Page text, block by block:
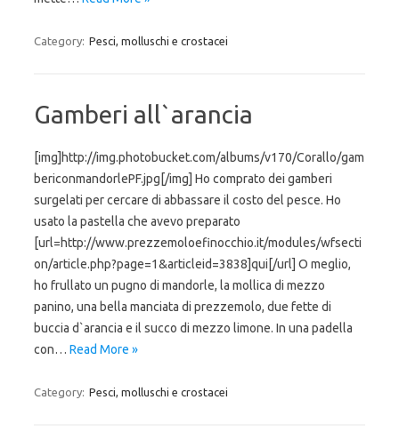
Category: Pesci, molluschi e crostacei
Gamberi all`arancia
[img]http://img.photobucket.com/albums/v170/Corallo/gam
bericonmandorlePF.jpg[/img] Ho comprato dei gamberi
surgelati per cercare di abbassare il costo del pesce. Ho
usato la pastella che avevo preparato
[url=http://www.prezzemoloefinocchio.it/modules/wfsecti
on/article.php?page=1&articleid=3838]qui[/url] O meglio,
ho frullato un pugno di mandorle, la mollica di mezzo
panino, una bella manciata di prezzemolo, due fette di
buccia d`arancia e il succo di mezzo limone. In una padella
con… Read More »
Category: Pesci, molluschi e crostacei